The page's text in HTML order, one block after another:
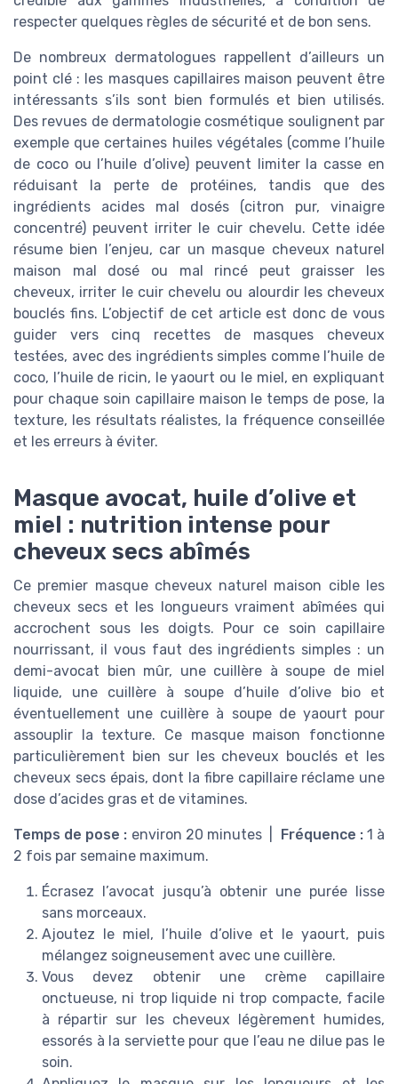
respecter quelques règles de sécurité et de bon sens.
De nombreux dermatologues rappellent d’ailleurs un
point clé : les masques capillaires maison peuvent être
intéressants s’ils sont bien formulés et bien utilisés.
Des revues de dermatologie cosmétique soulignent par
exemple que certaines huiles végétales (comme l’huile
de coco ou l’huile d’olive) peuvent limiter la casse en
réduisant la perte de protéines, tandis que des
ingrédients acides mal dosés (citron pur, vinaigre
concentré) peuvent irriter le cuir chevelu. Cette idée
résume bien l’enjeu, car un masque cheveux naturel
maison mal dosé ou mal rincé peut graisser les
cheveux, irriter le cuir chevelu ou alourdir les cheveux
bouclés fins. L’objectif de cet article est donc de vous
guider vers cinq recettes de masques cheveux
testées, avec des ingrédients simples comme l’huile de
coco, l’huile de ricin, le yaourt ou le miel, en expliquant
pour chaque soin capillaire maison le temps de pose, la
texture, les résultats réalistes, la fréquence conseillée
et les erreurs à éviter.
Masque avocat, huile d’olive et
miel : nutrition intense pour
cheveux secs abîmés
Ce premier masque cheveux naturel maison cible les
cheveux secs et les longueurs vraiment abîmées qui
accrochent sous les doigts. Pour ce soin capillaire
nourrissant, il vous faut des ingrédients simples : un
demi-avocat bien mûr, une cuillère à soupe de miel
liquide, une cuillère à soupe d’huile d’olive bio et
éventuellement une cuillère à soupe de yaourt pour
assouplir la texture. Ce masque maison fonctionne
particulièrement bien sur les cheveux bouclés et les
cheveux secs épais, dont la fibre capillaire réclame une
dose d’acides gras et de vitamines.
Temps de pose : environ 20 minutes | Fréquence :1 à
2 fois par semaine maximum.
Écrasez l’avocat jusqu’à obtenir une purée lisse
sans morceaux.
Ajoutez le miel, l’huile d’olive et le yaourt, puis
mélangez soigneusement avec une cuillère.
Vous devez obtenir une crème capillaire
onctueuse, ni trop liquide ni trop compacte, facile
à répartir sur les cheveux légèrement humides,
essorés à la serviette pour que l’eau ne dilue pas le
soin.